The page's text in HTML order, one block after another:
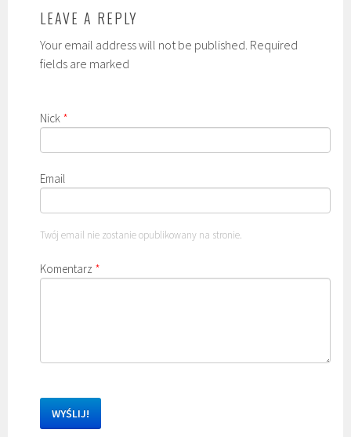
LEAVE A REPLY
Your email address will not be published. Required
fields are marked
Nick *
Email
Twój email nie zostanie opublikowany na stronie.
Komentarz *